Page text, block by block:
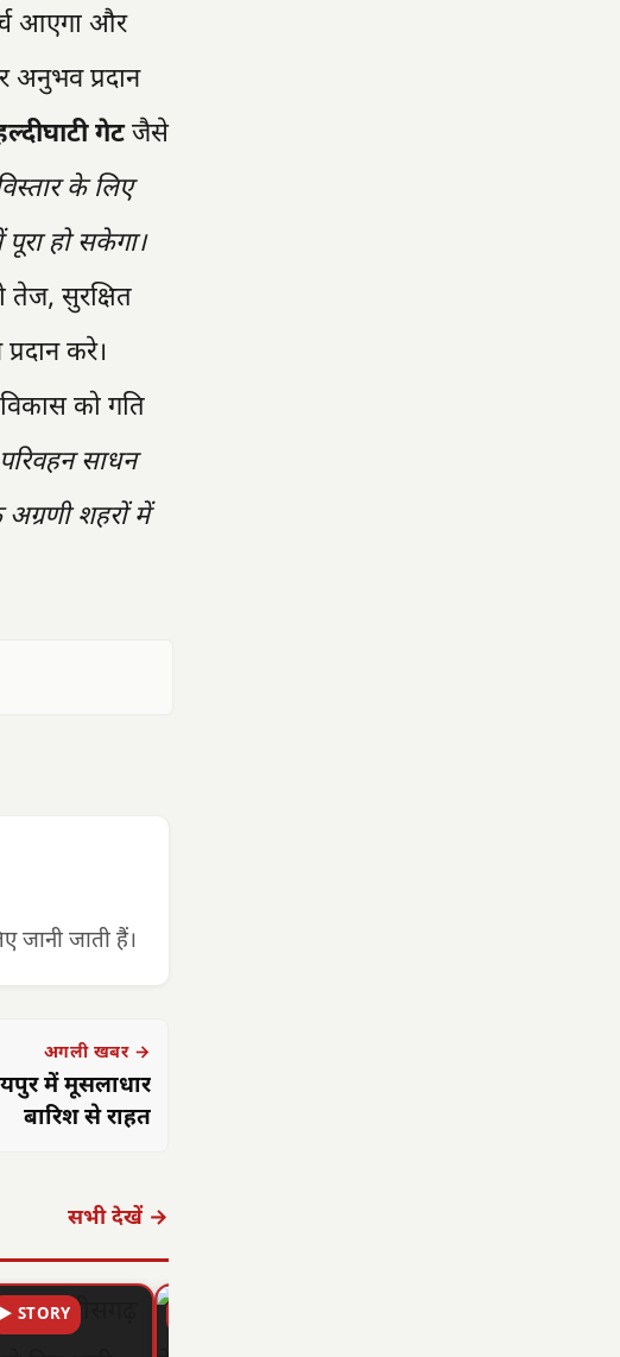
आएगा और
अनुभव प्रदान
गेटजैसे
के लिए
हो सकेगा।
तेज, सुरक्षित
करे।
को गति
साधन
शहरों में
जानी जाती हैं।
अगली खबर →
में मूसलाधार
बारिश से राहत
सभी देखें →
▶ STORY